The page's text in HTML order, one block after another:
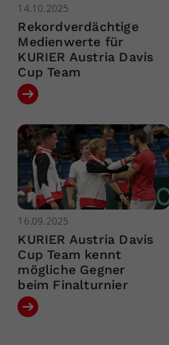
14.10.2025
Rekordverdächtige
Medienwerte für
KURIER Austria Davis
Cup Team
16.09.2025
KURIER Austria Davis
Cup Team kennt
mögliche Gegner
beim Finalturnier